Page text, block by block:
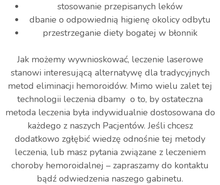
stosowanie przepisanych leków
dbanie o odpowiednią higienę okolicy odbytu
przestrzeganie diety bogatej w błonnik
Jak możemy wywnioskować, leczenie laserowe
stanowi interesującą alternatywę dla tradycyjnych
metod eliminacji hemoroidów. Mimo wielu zalet tej
technologii leczenia dbamy o to, by ostateczna
metoda leczenia była indywidualnie dostosowana do
każdego z naszych Pacjentów. Jeśli chcesz
dodatkowo zgłębić wiedzę odnośnie tej metody
leczenia, lub masz pytania związane z leczeniem
choroby hemoroidalnej – zapraszamy do kontaktu
bądź odwiedzenia naszego gabinetu.